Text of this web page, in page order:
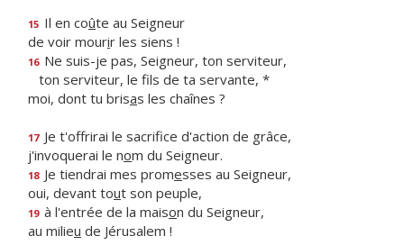
15 Il en coûte au Seigneur
de voir mourir les siens !
16 Ne suis-je pas, Seigneur, ton serviteur,
ton serviteur, le fls de ta servante, *
moi, dont tu brisas les chaînes ?
17 Je t'offrirai le sacrifce d'action de grâce,
j'invoquerai le nom du Seigneur.
18 Je tiendrai mes promesses au Seigneur,
oui, devant tout son peuple,
19 à l'entrée de la maison du Seigneur,
au milieu de Jérusalem !